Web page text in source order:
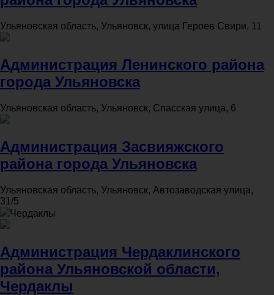
Ульяновская область, Ульяновск, улица Героев Свири, 11
Администрация Ленинского района
города Ульяновска
Ульяновская область, Ульяновск, Спасская улица, 6
Администрация Засвияжского
района города Ульяновска
Ульяновская область, Ульяновск, Автозаводская улица,
31/5
Чердаклы
Администрация Чердаклинского
района Ульяновской области,
Чердаклы